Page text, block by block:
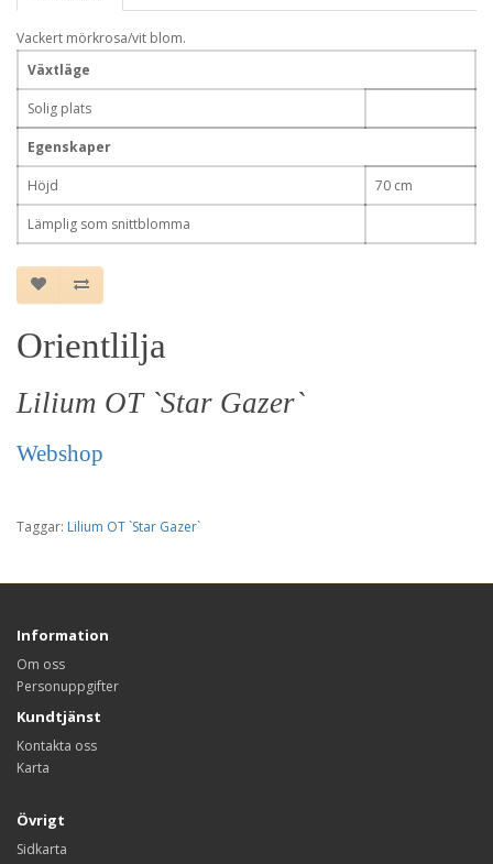
Vackert mörkrosa/vit blom.
Växtläge
Solig plats
Egenskaper
Höjd 70 cm
Lämplig som snittblomma
Orientlilja
Lilium OT `Star Gazer`
Webshop
Taggar: Lilium OT `Star Gazer`
Information
Om oss
Personuppgifter
Kundtjänst
Kontakta oss
Karta
Övrigt
Sidkarta